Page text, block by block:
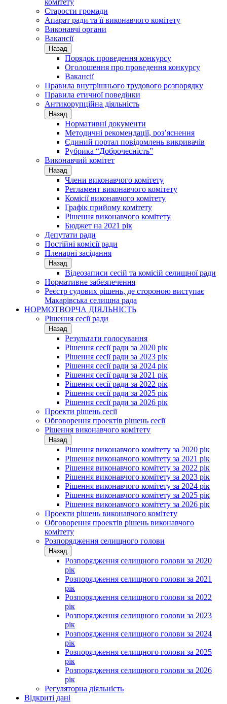
комітету
Старости громади
Апарат ради та її виконавчого комітету
Виконавчі органи
Вакансії
Назад
Порядок проведення конкурсу
Оголошення про проведення конкурсу
Вакансії
Правила внутрішнього трудового розпорядку
Правила етичної поведінки
Антикорупційна діяльність
Назад
Нормативні документи
Методичні рекомендації, роз’яснення
Єдиний портал повідомлень викривачів
Рубрика “Доброчесність”
Виконавчий комітет
Назад
Члени виконавчого комітету
Регламент виконавчого комітету
Комісії виконавчого комітету
Графік прийому комітету
Рішення виконавчого комітету
Бюджет на 2021 рік
Депутати ради
Постійні комісії ради
Пленарні засідання
Назад
Відеозаписи сесій та комісій селищної ради
Нормативне забезпечення
Реєстр судових рішень, де стороною виступає
Макарівська селищна рада
НОРМОТВОРЧА ДІЯЛЬНІСТЬ
Рішення сесії ради
Назад
Результати голосування
Рішення сесії ради за 2020 рік
Рішення сесії ради за 2023 рік
Рішення сесії ради за 2024 рік
Рішення сесії ради за 2021 рік
Рішення сесії ради за 2022 рік
Рішення сесії ради за 2025 рік
Рішення сесії ради за 2026 рік
Проекти рішень сесії
Обговорення проектів рішень сесії
Рішення виконавчого комітету
Назад
Рішення виконавчого комітету за 2020 рік
Рішення виконавчого комітету за 2021 рік
Рішення виконавчого комітету за 2022 рік
Рішення виконавчого комітету за 2023 рік
Рішення виконавчого комітету за 2024 рік
Рішення виконавчого комітету за 2025 рік
Рішення виконавчого комітету за 2026 рік
Проекти рішень виконавчого комітету
Обговорення проектів рішень виконавчого
комітету
Розпорядження селищного голови
Назад
Розпорядження селищного голови за 2020
рік
Розпорядження селищного голови за 2021
рік
Розпорядження селищного голови за 2022
рік
Розпорядження селищного голови за 2023
рік
Розпорядження селищного голови за 2024
рік
Розпорядження селищного голови за 2025
рік
Розпорядження селищного голови за 2026
рік
Регуляторна діяльність
Відкриті дані